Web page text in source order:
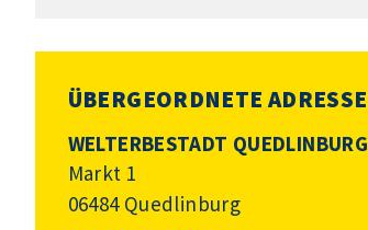
ÜBERGEORDNETE ADRESSE
WELTERBESTADT QUEDLINBURG
Markt 1
06484 Quedlinburg